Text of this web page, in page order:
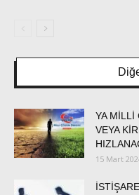
YA MİLLİ
VEYA
15 Mart